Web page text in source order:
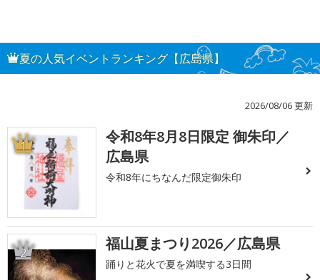
夏の人気イベントランキング【広島県】
2026/08/06 更新
1
令和8年8月8日限定 御朱印／
広島県
令和8年にちなんだ限定御朱印
2 福山夏まつり2026／広島県
踊りと花火で夏を満喫する3日間